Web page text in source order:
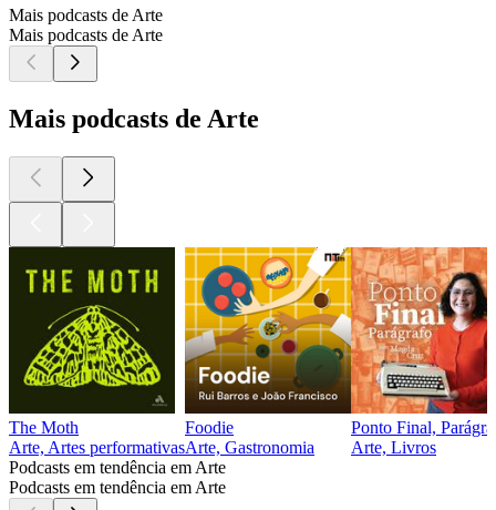
Mais podcasts de Arte
Mais podcasts de Arte
Mais podcasts de Arte
The Moth
Arte, Artes performativas
Foodie
Arte, Gastronomia
Ponto Final,
Arte, Livros
Podcasts em tendência em Arte
Podcasts em tendência em Arte